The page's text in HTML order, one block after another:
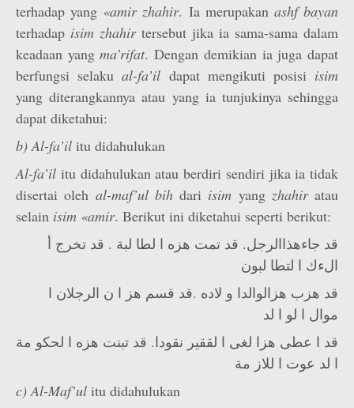
terhadap yang «amir zhahir. Ia merupakanashf bayan
terhadap isim zhahirtersebut jika ia sama-sama dalam
keadaan yangma’rifat. Dengan demikian ia juga dapat
berfungsi selakual-fa’il dapat mengikuti posisi isim
yang diterangkannya atau yang ia tunjukinya sehingga
dapat diketahui:
b) Al-fa’il itu didahulukan
Al-fa’il itu didahulukan atau berdiri sendiri jika ia tidak
disertai oleh al-maf’­ul bihdari isim yang zhahir atau
selain isim «amir. Berikut ini diketahui seperti berikut:
قد جاءهذاالرجل. قد تمت هزه ا لطا لبة . قد تخرج أ
الءك ا لتطا لبون
قد هزب هزالوالدا و لاده .قد قسم هز ا ن الرجلان ا
موال ا لو ا لد
قد ا عطى هزا لغى ا لققير نقودا. قد تبنت هزه ا لحكو مة
ا لد عوت ا للاز مة
c) Al-Maf’­ul itu didahulukan